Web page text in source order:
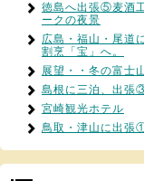
徳島へ出張⑤麦酒
ークの夜景
広島・福山・尾道
割烹「宝」へ。
展望・・冬の富士
島根に三泊、出張
宮崎観光ホテル
鳥取・津山に出張